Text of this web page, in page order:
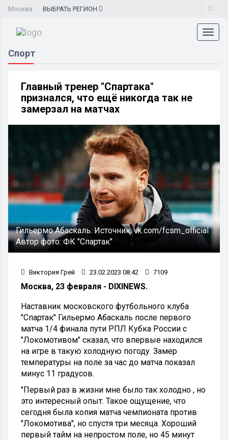
Москва ВЫБРАТЬ РЕГИОН
Спорт
Главный тренер "Спартака"
признался, что ещё никогда так не
замерзал на матчах
Гильермо Абаскаль. Источник:vk.com/fcsm_official
Автор фото: ФК "Спартак"
Виктория Грей 23.02.2023 08:42 7109
Москва, 23 февраля - DIXINEWS.
Наставник московского футбольного клуба
"Спартак" Гильермо Абаскаль после первого
матча 1/4 финала пути РПЛ Кубка России с
"Локомотивом" сказал, что впервые находился
на игре в такую холодную погоду. Замер
температуры на поле за час до матча показал
минус 11 градусов.
"Первый раз в жизни мне было так холодно , но
это интересный опыт. Такое ощущение, что
сегодня была копия матча чемпионата против
"Локомотива", но спустя три месяца. Хороший
первый тайм на непростом поле, но 45 минут